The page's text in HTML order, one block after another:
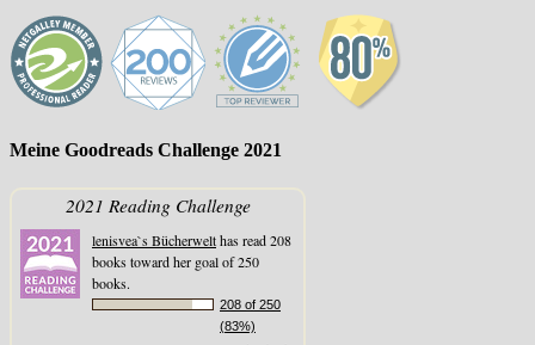
Meine Goodreads Challenge 2021
2021 Reading Challenge
lenisvea`s Bücherwelthas read 208
books toward her goal of 250
books.
208 of 250
(83%)